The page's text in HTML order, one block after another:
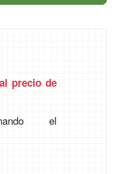
precio de
el